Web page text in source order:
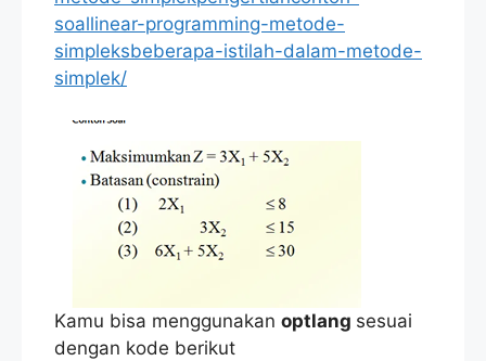
soallinear-programming-metode-
simpleksbeberapa-istilah-dalam-metode-
simplek/
Kamu bisa menggunakan optlang sesuai
dengan kode berikut